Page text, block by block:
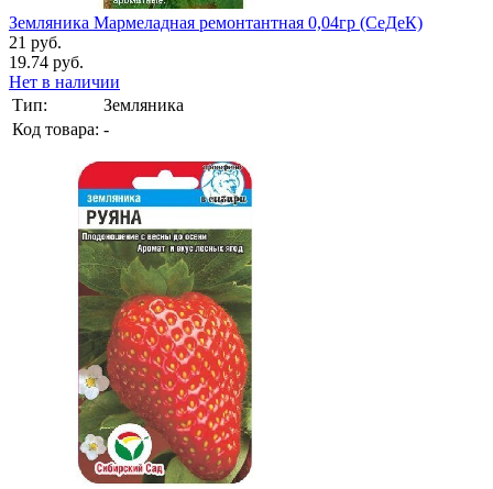
Земляника Мармеладная ремонтантная 0,04гр (СеДеК)
21 руб.
19.74 руб.
Нет в наличии
Тип:
Земляника
Код товара: -